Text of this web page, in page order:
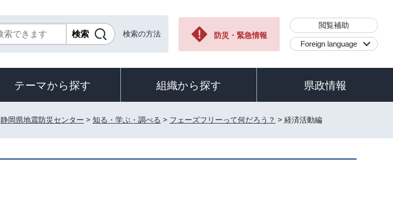
検索の方法 防災・緊急情報
閲覧補助
Foreign language
テーマから探す 組織から探す 県政情報
静岡県地震防災センター > 知る・学ぶ・調べる > フェーズフリーって何だろう？ > 経済活動編